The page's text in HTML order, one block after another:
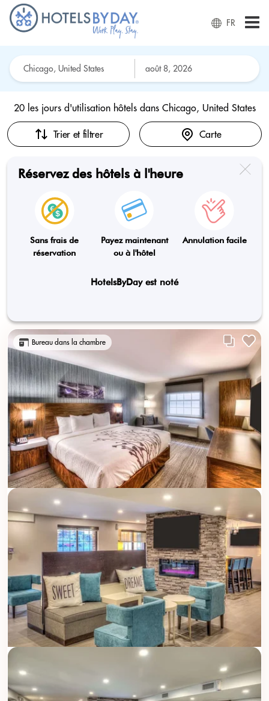
FR
20 les jours d'utilisation hôtels dans Chicago, United States
Trier et filtrer Carte
Réservez des hôtels à l'heure
Sans frais de
réservation
Payez maintenant
ou à l'hôtel
Annulation facile
HotelsByDay est noté
Bureau dans la chambre